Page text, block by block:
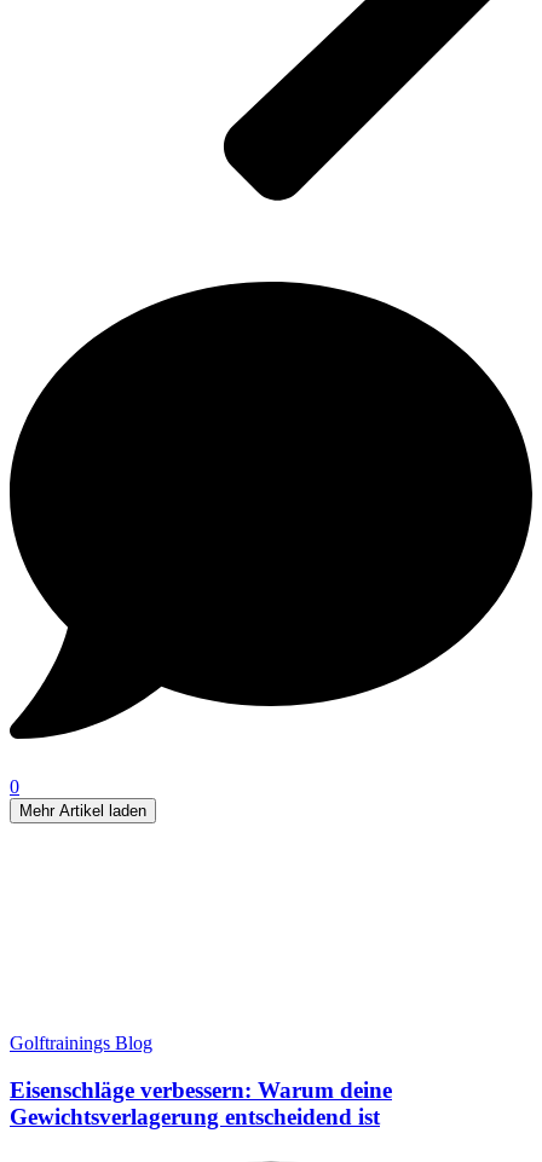
0
Mehr Artikel laden
Golftrainings Blog
Eisenschläge verbessern: Warum deine
Gewichtsverlagerung entscheidend ist